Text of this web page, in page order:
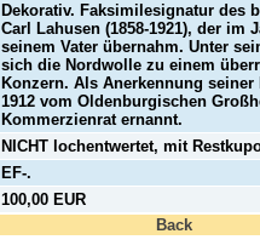
Dekorativ. Faksimilesignatur des
Carl Lahusen (1858-1921), der im
seinem Vater übernahm. Unter
sich die Nordwolle zu einem
Konzern. Als Anerkennung
1912 vom Oldenburgischen
Kommerzienrat ernannt.
NICHT lochentwertet, mit
EF-.
100,00 EUR
Back